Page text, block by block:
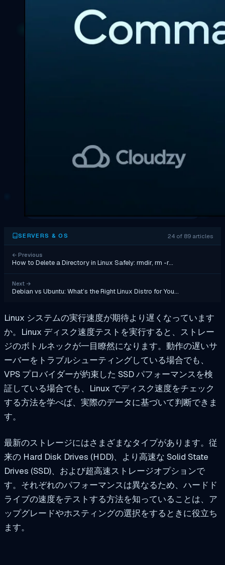
SERVERS & OS 24 of 89 articles
← Previous
How to Delete a Directory in Linux Safely: rmdir, rm -r…
Next →
Debian vs Ubuntu: What’s the Right Linux Distro for You…
Linux システムの実行速度が期待より遅くなっています
か。Linux ディスク速度テストを実行すると、ストレー
ジのボトルネックが一目瞭然になります。動作の遅いサ
ーバーをトラブルシューティングしている場合でも、
VPS プロバイダーが約束した SSD パフォーマンスを検
証している場合でも、Linux でディスク速度をチェック
する方法を学べば、実際のデータに基づいて判断できま
す。
最新のストレージにはさまざまなタイプがあります。従
来の Hard Disk Drives (HDD)、より高速な Solid State
Drives (SSD)、および超高速ストレージオプションで
す。それぞれのパフォーマンスは異なるため、ハードド
ライブの速度をテストする方法を知っていることは、ア
ップグレードやホスティングの選択をするときに役立ち
ます。